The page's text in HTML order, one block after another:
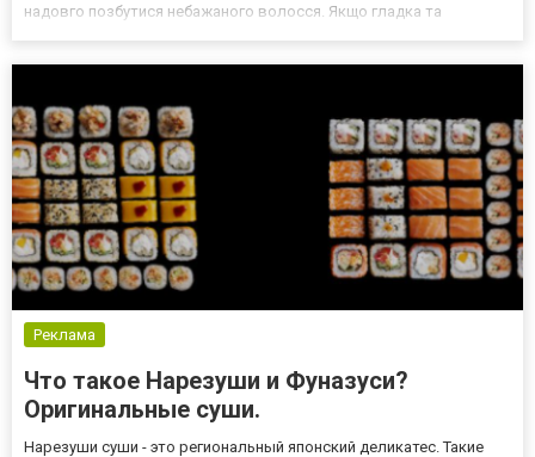
надовго позбутися небажаного волосся. Якщо гладка та
Реклама
Что такое Нарезуши и Фуназуси?
Оригинальные суши.
Нарезуши суши - это региональный японский деликатес. Такие